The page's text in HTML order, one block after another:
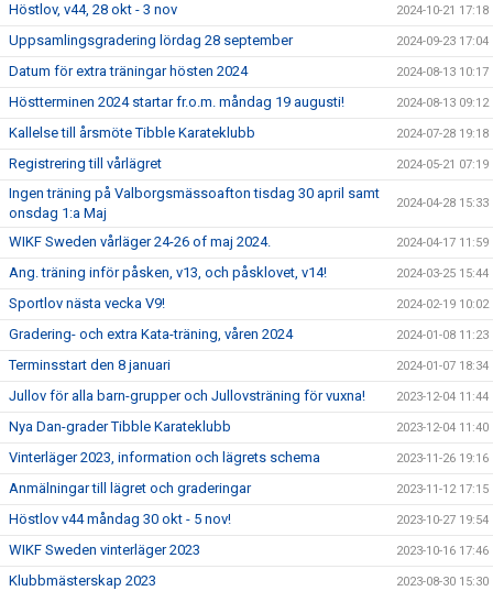
Höstlov, v44, 28 okt - 3 nov 2024-10-21 17:18
Uppsamlingsgradering lördag 28 september 2024-09-23 17:04
Datum för extra träningar hösten 2024 2024-08-13 10:17
Höstterminen 2024 startar fr.o.m. måndag 19 augusti! 2024-08-13 09:12
Kallelse till årsmöte Tibble Karateklubb 2024-07-28 19:18
Registrering till vårlägret 2024-05-21 07:19
Ingen träning på Valborgsmässoafton tisdag 30 april samt
onsdag 1:a Maj
2024-04-28 15:33
WIKF Sweden vårläger 24-26 of maj 2024. 2024-04-17 11:59
Ang. träning inför påsken, v13, och påsklovet, v14! 2024-03-25 15:44
Sportlov nästa vecka V9! 2024-02-19 10:02
Gradering- och extra Kata-träning, våren 2024 2024-01-08 11:23
Terminsstart den 8 januari 2024-01-07 18:34
Jullov för alla barn-grupper och Jullovsträning för vuxna! 2023-12-04 11:44
Nya Dan-grader Tibble Karateklubb 2023-12-04 11:40
Vinterläger 2023, information och lägrets schema 2023-11-26 19:16
Anmälningar till lägret och graderingar 2023-11-12 17:15
Höstlov v44 måndag 30 okt - 5 nov! 2023-10-27 19:54
WIKF Sweden vinterläger 2023 2023-10-16 17:46
Klubbmästerskap 2023 2023-08-30 15:30